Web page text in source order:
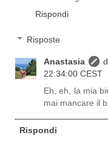
Rispondi
Risposte
Anastasia
22:34:00 CEST
Eh, eh, la mia
mai mancare il
Rispondi